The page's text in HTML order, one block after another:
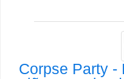
Corpse Party -